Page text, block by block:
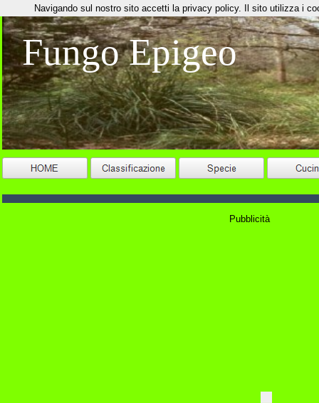
Fungo Epigeo
Pubblicità
Navigando sul nostro sito accetti la privacy policy. Il sito utilizza i